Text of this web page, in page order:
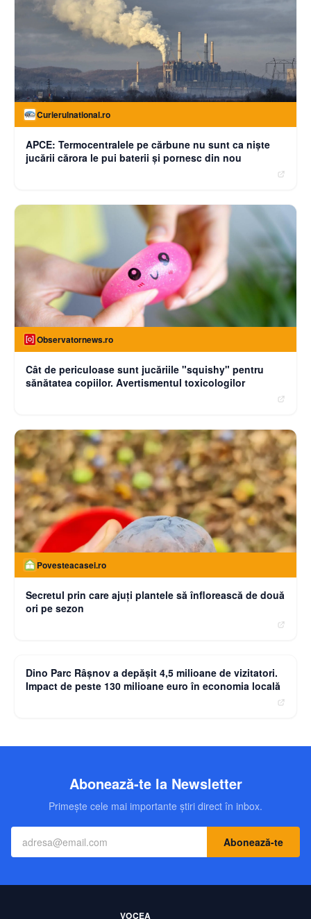
Curierulnational.ro
APCE: Termocentralele pe cărbune nu sunt ca niște
jucării cărora le pui baterii și pornesc din nou
Observatornews.ro
Cât de periculoase sunt jucăriile "squishy" pentru
sănătatea copiilor. Avertismentul toxicologilor
Povesteacasei.ro
Secretul prin care ajuți plantele să înflorească de două
ori pe sezon
Dino Parc Râșnov a depășit 4,5 milioane de vizitatori.
Impact de peste 130 milioane euro în economia locală
Abonează-te la Newsletter
Primește cele mai importante știri direct în inbox.
Abonează-te